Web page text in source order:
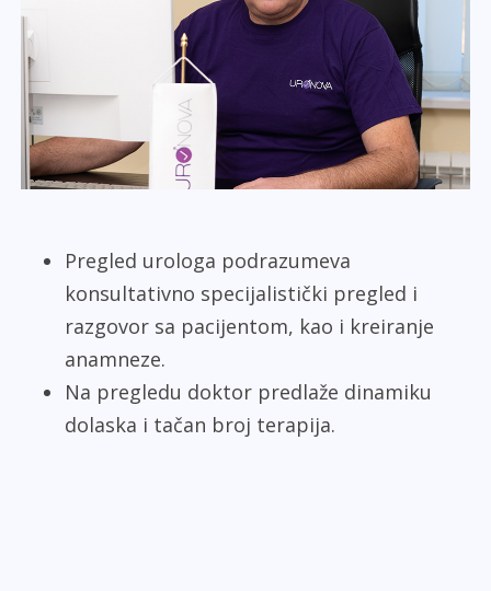
Pregled urologa podrazumeva
konsultativno specijalistički pregled i
razgovor sa pacijentom, kao i kreiranje
anamneze.
Na pregledu doktor predlaže dinamiku
dolaska i tačan broj terapija.